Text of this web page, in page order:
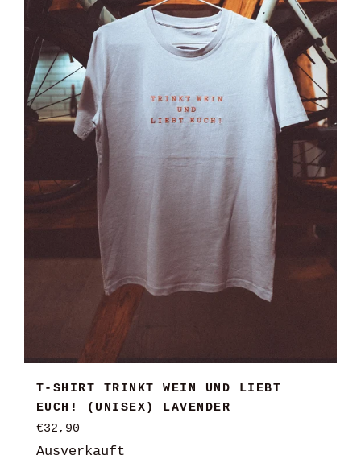
T-SHIRT TRINKT WEIN UND LIEBT
EUCH! (UNISEX) LAVENDER
Normaler
Preis
€32,90
Ausverkauft